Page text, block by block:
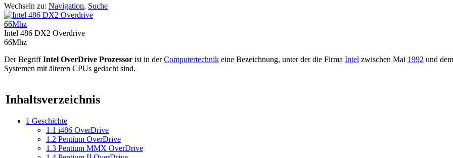
Wechseln zu: Navigation, Suche
Intel 486 DX2 Overdrive
66Mhz
Der BegriffIntel OverDrive Prozessor ist in derComputertechnik eine Bezeichnung, unter der die Firma Intel zwischen Mai 1992 und
Systemen mit älteren CPUs gedacht sind.
Inhaltsverzeichnis
1 Geschichte
1.1 i486 OverDrive
1.2 Pentium OverDrive
1.3 Pentium MMX OverDrive